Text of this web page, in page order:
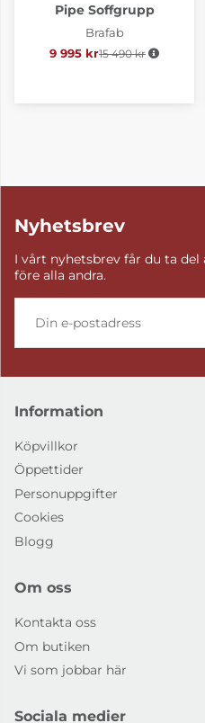
Pipe Soffgrupp
Brafab
9 995 kr Ordinarie pris:
15 490 kr
Nyhetsbrev
I vårt nyhetsbrev får du ta
före alla andra.
Information
Köpvillkor
Öppettider
Personuppgifter
Cookies
Blogg
Om oss
Kontakta oss
Om butiken
Vi som jobbar här
Sociala medier